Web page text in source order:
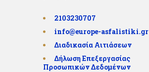
2103230707
info@europe-asfalistiki.gr
Διαδικασία Αιτιάσεων
Δήλωση Επεξεργασίας
Προσωπικών Δεδομένων